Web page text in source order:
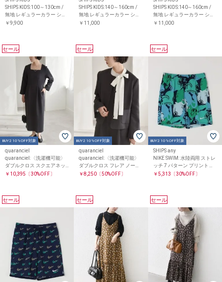
SHIPS KIDS:100～130cm /
無地 レギュラーカラー シャ
ツ
￥9,900
SHIPS KIDS:140～160cm /
無地 レギュラーカラー シャ
ツ
￥11,000
SHIPS KIDS:140～160cm /
無地 レギュラーカラー シャ
ツ
￥11,000
セール
BUY2 10%OFF対象
quaranciel
quaranciel:〈洗濯機可能〉
ダブルクロス スクエアネッ
ク ロング ワンピース（セッ
￥10,395 〔30%OFF〕
セール
BUY2 10%OFF対象
quaranciel
quaranciel:〈洗濯機可能〉
ダブルクロス フレア ノーカ
ラー ジャケット（セットア
￥8,250 〔50%OFF〕
セール
BUY2 10%OFF対象
SHIPS any
NIKE SWIM: 水陸両用 ストレ
ッチ 7 パターン プリント ボ
レーショーツ
￥5,313 〔30%OFF〕
セール セール セール